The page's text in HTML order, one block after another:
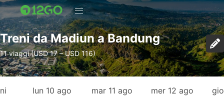
Treni da Madiun a Bandung
11 viaggi (USD 17 – USD 116)
lun 10 ago mar 11 ago mer 12 ago